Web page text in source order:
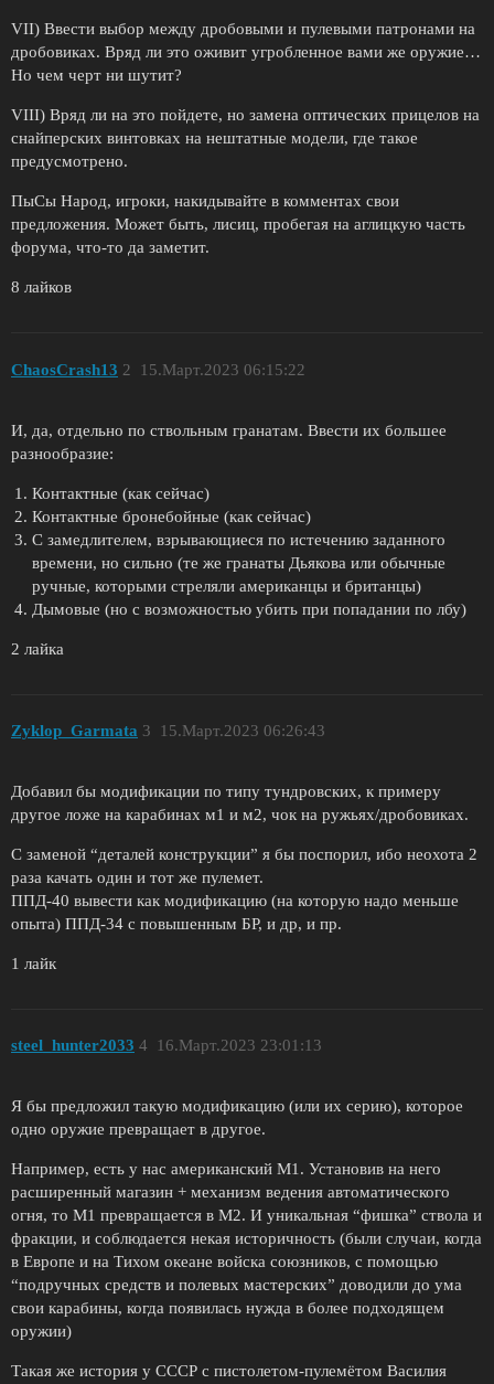
VII) Ввести выбор между дробовыми и пулевыми патронами на
дробовиках. Вряд ли это оживит угробленное вами же оружие…
Но чем черт ни шутит?
VIII) Вряд ли на это пойдете, но замена оптических прицелов на
снайперских винтовках на нештатные модели, где такое
предусмотрено.
ПыСы Народ, игроки, накидывайте в комментах свои
предложения. Может быть, лисиц, пробегая на аглицкую часть
форума, что-то да заметит.
8 лайков
ChaosCrash13 15.Март.2023 06:15:22
2
И, да, отдельно по ствольным гранатам. Ввести их большее
разнообразие:
Контактные (как сейчас)
Контактные бронебойные (как сейчас)
С замедлителем, взрывающиеся по истечению заданного
времени, но сильно (те же гранаты Дьякова или обычные
ручные, которыми стреляли американцы и британцы)
Дымовые (но с возможностью убить при попадании по лбу)
2 лайка
Zyklop_Garmata 15.Март.2023 06:26:43
3
Добавил бы модификации по типу тундровских, к примеру
другое ложе на карабинах м1 и м2, чок на ружьях/дробовиках.
С заменой “деталей конструкции” я бы поспорил, ибо неохота 2
раза качать один и тот же пулемет.
ППД-40 вывести как модификацию (на которую надо меньше
опыта) ППД-34 с повышенным БР, и др, и пр.
1 лайк
steel_hunter2033 16.Март.2023 23:01:13
4
Я бы предложил такую модификацию (или их серию), которое
одно оружие превращает в другое.
Например, есть у нас американский М1. Установив на него
расширенный магазин + механизм ведения автоматического
огня, то М1 превращается в М2. И уникальная “фишка” ствола и
фракции, и соблюдается некая историчность (были случаи, когда
в Европе и на Тихом океане войска союзников, с помощью
“подручных средств и полевых мастерских” доводили до ума
свои карабины, когда появилась нужда в более подходящем
оружии)
Такая же история у СССР с пистолетом-пулемётом Василия